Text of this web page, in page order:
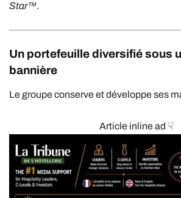
Star™.
Un portefeuille diversifié sous
bannière
Le groupe conserve et développe ses
Article inline ad ☟